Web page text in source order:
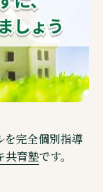
を完全個別指導
共育塾です。